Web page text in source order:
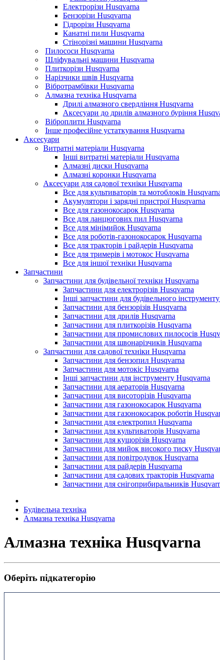
Електрорізи Husqvarna
Бензорізи Husqvarna
Гідрорізи Husqvarna
Канатні пили Husqvarna
Стінорізні машини Husqvarna
Пилососи Husqvarna
Шліфувальні машини Husqvarna
Плиткорізи Husqvarna
Нарізчики швів Husqvarna
Вібротрамбівки Husqvarna
Алмазна техніка Husqvarna
Дрилі алмазного свердління Husqvarna
Аксесуари до дрилів алмазного буріння
Віброплити Husqvarna
Інше професійне устаткування Husqvarna
Аксесуари
Витратні матеріали Husqvarna
Інші витратні матеріали Husqvarna
Алмазні диски Husqvarna
Алмазні коронки Husqvarna
Аксесуари для садової техніки Husqvarna
Все для культиваторів та мотоблоків
Акумулятори і зарядні пристрої Husqvarna
Все для газонокосарок Husqvarna
Все для ланцюгових пил Husqvarna
Все для мінімийок Husqvarna
Все для роботів-газонокосарок Husqvarna
Все для тракторів і райдерів Husqvarna
Все для тримерів і мотокос Husqvarna
Все для іншої техніки Husqvarna
Запчастини
Запчастини для будівельної техніки Husqvarna
Запчастини для електрорізів Husqvarna
Інші запчастини для будівельного
Запчастини для бензорізів Husqvarna
Запчастини для дрилів Husqvarna
Запчастини для плиткорізів Husqvarna
Запчастини для промислових пилососів
Запчастини для швонарізчиків Husqvarna
Запчастини для садової техніки Husqvarna
Запчастини для бензопил Husqvarna
Запчастини для мотокіс Husqvarna
Інші запчастини для інструменту Husqvarna
Запчастини для аераторів Husqvarna
Запчастини для висоторізів Husqvarna
Запчастини для газонокосарок Husqvarna
Запчастини для газонокосарок роботів
Запчастини для електропил Husqvarna
Запчастини для культиваторів Husqvarna
Запчастини для кущорізів Husqvarna
Запчастини для мийок високого тиску
Запчастини для повітродувок Husqvarna
Запчастини для райдерів Husqvarna
Запчастини для садових тракторів Husqvarna
Запчастини для снігоприбиральників
Будівельна техніка
Алмазна техніка Husqvarna
Алмазна техніка Husqvarna
Оберіть підкатегорію